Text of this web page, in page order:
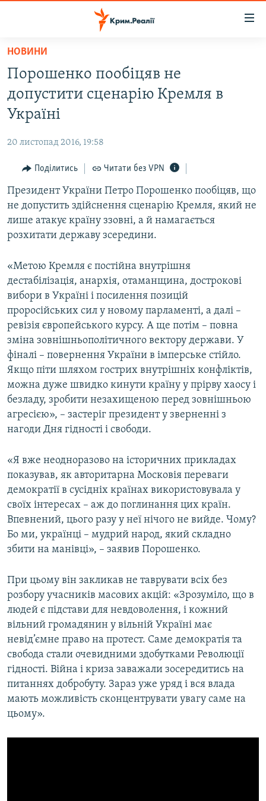
Перейти
основного
матеріалу
Перейти
до
основної
Перейти
пошуку
ВОДА.КРИМ
ВІДЕО ТА ФОТО
БЛОГИ
ПОГЛЯД
ІНТЕРВ'Ю
ВСЕ ЗА ДЕНЬ
СПЕЦПРОЕКТИ
ВІДЕОУРОКИ «ELIFBE»
СВІДЧЕННЯ ОКУПАЦІЇ
УКРАЇНСЬКА ПРОБЛЕМА КРИМУ
ІНФОГРАФІКА
Русский
Qırımtatar
ДОЛУЧАЙСЯ!
Усі сайти RFE/RL
НОВИНИ
Порошенко пообіцяв не
допустити сценарію Кремля в
Україні
20 листопад 2016, 19:58
Поділитись Читати без VPN
Президент України Петро Порошенко пообіцяв, що
не допустить здійснення сценарію Кремля, який не
лише атакує країну ззовні, а й намагається
розхитати державу зсередини.
«Метою Кремля є постійна внутрішня
дестабілізація, анархія, отаманщина, дострокові
вибори в Україні і посилення позицій
проросійських сил у новому парламенті, а далі –
ревізія європейського курсу. А ще потім – повна
зміна зовнішньополітичного вектору держави. У
фіналі – повернення України в імперське стійло.
Якщо піти шляхом гострих внутрішніх конфліктів,
можна дуже швидко кинути країну у прірву хаосу і
безладу, зробити незахищеною перед зовнішньою
агресією», – застеріг президент у зверненні з
нагоди Дня гідності і свободи.
«Я вже неодноразово на історичних прикладах
показував, як авторитарна Московія переваги
демократії в сусідніх країнах використовувала у
своїх інтересах – аж до поглинання цих країн.
Впевнений, цього разу у неї нічого не вийде. Чому?
Бо ми, українці – мудрий народ, який складно
збити на манівці», – заявив Порошенко.
При цьому він закликав не таврувати всіх без
розбору учасників масових акцій: «Зрозуміло, що в
людей є підстави для невдоволення, і кожний
вільний громадянин у вільній Україні має
невід’ємне право на протест. Саме демократія та
свобода стали очевидними здобутками Революції
гідності. Війна і криза заважали зосередитись на
питаннях добробуту. Зараз уже уряд і вся влада
мають можливість сконцентрувати увагу саме на
цьому».